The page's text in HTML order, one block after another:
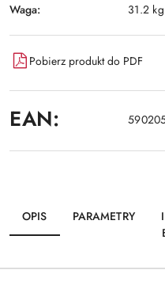
Waga: 31.2 kg
Pobierz produkt do PDF
EAN:
OPIS PARAMETRY